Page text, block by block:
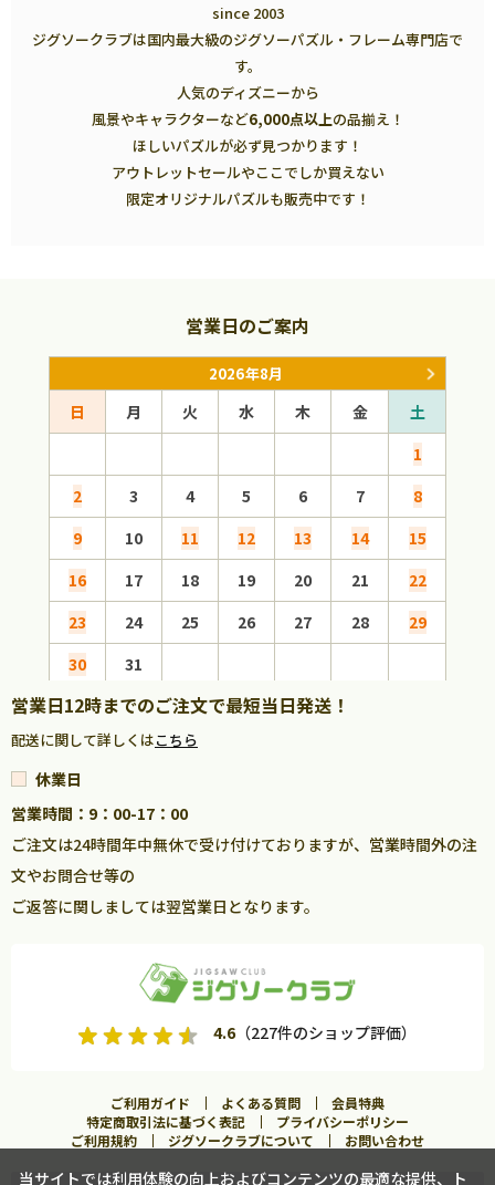
since 2003
ジグソークラブは国内最大級のジグソーパズル・フレーム専門店で
す。
人気のディズニーから
風景やキャラクターなど6,000点以上の品揃え！
ほしいパズルが必ず見つかります！
アウトレットセールやここでしか買えない
限定オリジナルパズルも販売中です！
営業日のご案内
2026年8月
日 月 火 水 木 金
土
1
2
3 4 5 6 7
8
9
10 11 12 13 14
15
16
17 18 19 20 21
22
23
24 25 26 27 28
29
30
31
営業日12時までのご注文で最短当日発送！
配送に関して詳しくはこちら
休業日
営業時間：9：00-17：00
ご注文は24時間年中無休で受け付けておりますが、営業時間外の注
文やお問合せ等の
ご返答に関しましては翌営業日となります。
4.6（227件のショップ評価）
ご利用ガイド よくある質問
会員特典
特定商取引法に基づく表記
プライバシーポリシー
ご利用規約
ジグソークラブについて お問い合わせ
当サイトでは利用体験の向上およびコンテンツの最適な提供、ト